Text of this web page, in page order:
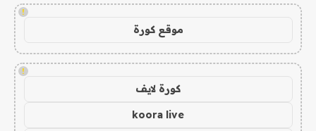
!
موقع كورة
!
كورة لايف
koora live